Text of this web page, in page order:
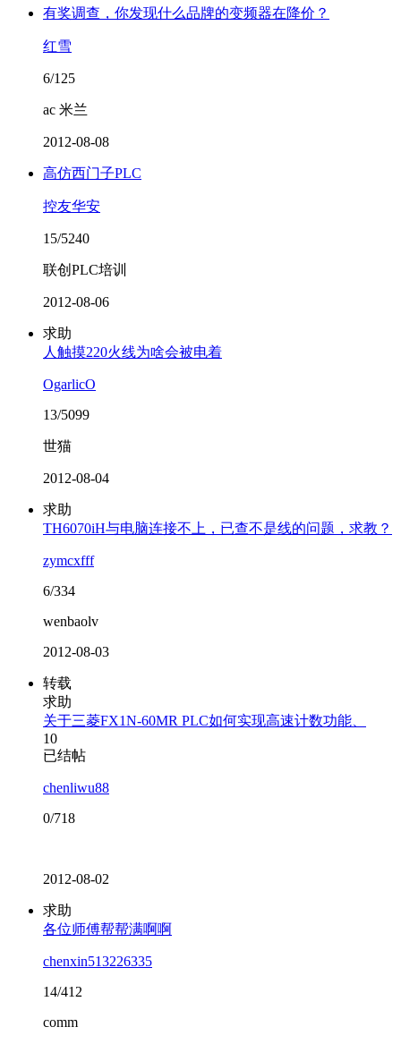
有奖调查，你发现什么品牌的变频器在降价？
红雪
6/125
ac 米兰
2012-08-08
高仿西门子PLC
控友华安
15/5240
联创PLC培训
2012-08-06
求助
人触摸220火线为啥会被电着
OgarlicO
13/5099
世猫
2012-08-04
求助
TH6070iH与电脑连接不上，已查不是线的问题，求教？
zymcxfff
6/334
wenbaolv
2012-08-03
转载
求助
关于三菱FX1N-60MR PLC如何实现高速计数功能、
10
已结帖
chenliwu88
0/718
2012-08-02
求助
各位师傅帮帮满啊啊
chenxin513226335
14/412
comm